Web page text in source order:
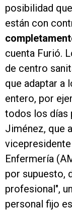
posibilidad
están con
cuenta Furió.
de centro
que adaptar a
entero, por
todos los días
Jiménez, que
Enfermería
por supuesto,
profesional",
personal fijo